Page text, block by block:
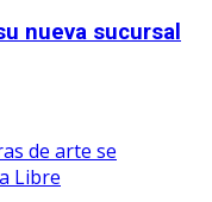
nueva sucursal